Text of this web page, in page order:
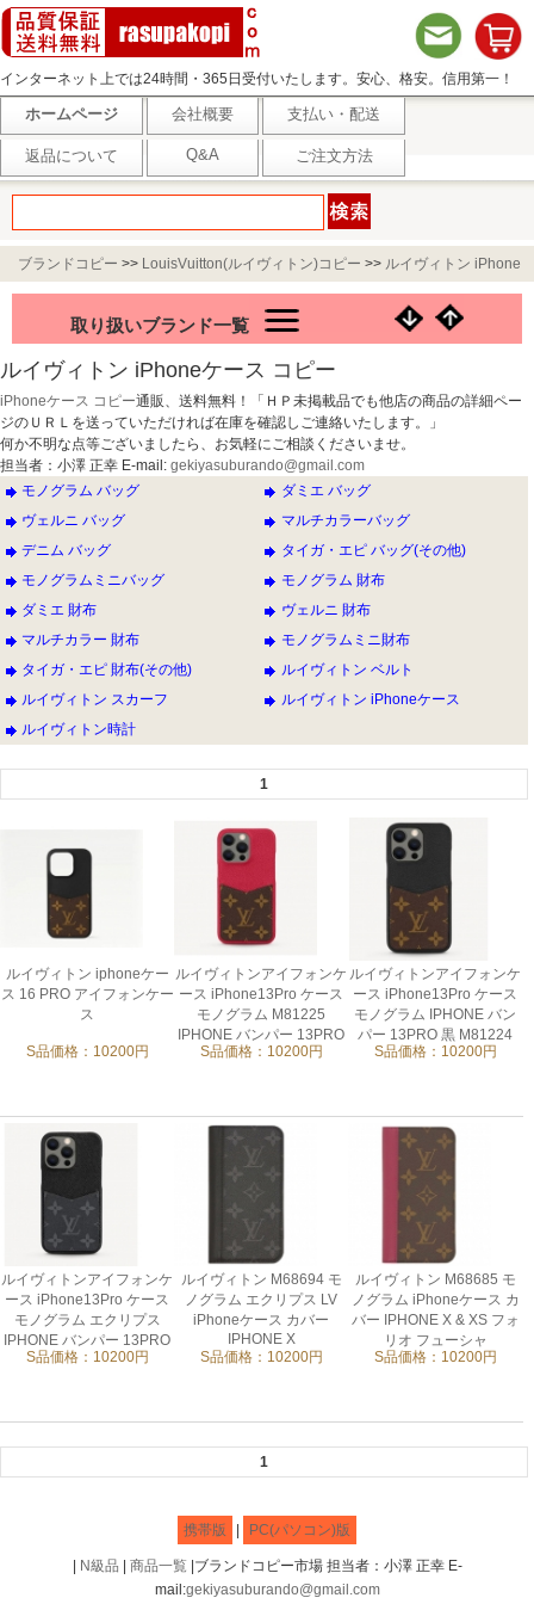
インターネット上では24時間・365日受付いたします。安心、格安。信用第一！
ホームページ 会社概要 支払い・配送
返品について Q&A ご注文方法
ブランドコピー >> LouisVuitton(ルイヴィトン)コピー >> ルイヴィトン iPhone
取り扱いブランド一覧
ルイヴィトン iPhoneケース コピー
iPhoneケース コピー通販、送料無料！「ＨＰ未掲載品でも他店の商品の詳細ペー
ジのＵＲＬを送っていただければ在庫を確認しご連絡いたします。」
何か不明な点等ございましたら、お気軽にご相談くださいませ。
担当者：小澤 正幸 E-mail: gekiyasuburando@gmail.com
モノグラム バッグ
ダミエ バッグ
ヴェルニ バッグ
マルチカラーバッグ
デニム バッグ
タイガ・エピ バッグ(その他)
モノグラムミニバッグ
モノグラム 財布
ダミエ 財布
ヴェルニ 財布
マルチカラー 財布
モノグラムミニ財布
タイガ・エピ 財布(その他)
ルイヴィトン ベルト
ルイヴィトン スカーフ
ルイヴィトン iPhoneケース
ルイヴィトン時計
1
ルイヴィトン iphoneケー
ス 16 PRO アイフォンケー
ス
S品価格：10200円
ルイヴィトンアイフォンケ
ース iPhone13Pro ケース
モノグラム M81225
IPHONE バンパー 13PRO
赤
S品価格：10200円
ルイヴィトンアイフォンケ
ース iPhone13Pro ケース
モノグラム IPHONE バン
パー 13PRO 黒 M81224
S品価格：10200円
ルイヴィトンアイフォンケ
ース iPhone13Pro ケース
モノグラム エクリプス
IPHONE バンパー 13PRO
M81087 黒
S品価格：10200円
ルイヴィトン M68694 モ
ノグラム エクリプス LV
iPhoneケース カバー
IPHONE X
S品価格：10200円
ルイヴィトン M68685 モ
ノグラム iPhoneケース カ
バー IPHONE X & XS フォ
リオ フューシャ
S品価格：10200円
1
携帯版 PC(パソコン)版
N級品 商品一覧|ブランドコピー市場 担当者：小澤 正幸 E-
mail:gekiyasuburando@gmail.com